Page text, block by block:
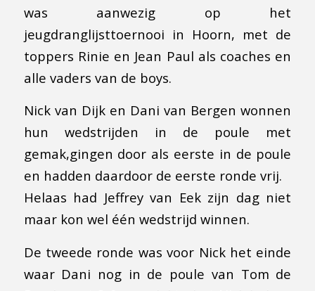
was aanwezig op het
jeugdranglijsttoernooi in Hoorn, met de
toppers Rinie en Jean Paul als coaches en
alle vaders van de boys.
Nick van Dijk en Dani van Bergen wonnen
hun wedstrijden in de poule met
gemak,gingen door als eerste in de poule
en hadden daardoor de eerste ronde vrij.
Helaas had Jeffrey van Eek zijn dag niet
maar kon wel één wedstrijd winnen.
De tweede ronde was voor Nick het einde
waar Dani nog in de poule van Tom de